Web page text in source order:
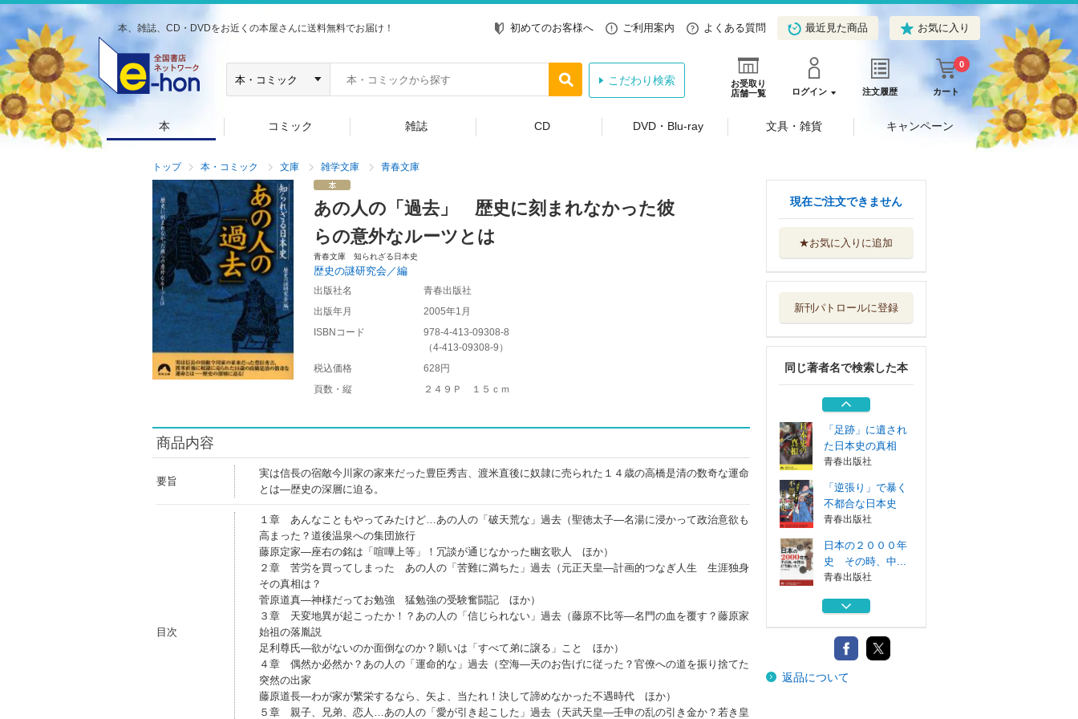
本、雑誌、CD・DVDをお近くの本屋さんに送料無料でお届け！ 初めてのお客様へ ご利用案内 よくある質問 最近見た商品 お気に入り
お受取り
店舗一覧
ログイン 注文履歴 カート
0
こだわり検索
本 コミック 雑誌 CD DVD・Blu-ray 文具・雑貨 キャンペーン
トップ 本・コミック 文庫 雑学文庫 青春文庫
あの人の「過去」 歴史に刻まれなかった彼
らの意外なルーツとは
青春文庫 知られざる日本史
歴史の謎研究会／編
出版社名
青春出版社
出版年月
2005年1月
ISBNコード
978-4-413-09308-8
（4-413-09308-9 ）
税込価格
628円
頁数・縦
２４９Ｐ １５ｃｍ
商品内容
要旨
実は信長の宿敵今川家の家来だった豊臣秀吉、渡米直後に奴隷に売られた１４歳の高橋是清の数奇な運命
とは―歴史の深層に迫る。
目次
１章 あんなこともやってみたけど…あの人の「破天荒な」過去（聖徳太子―名湯に浸かって政治意欲も
高まった？道後温泉への集団旅行
藤原定家―座右の銘は「喧嘩上等」！冗談が通じなかった幽玄歌人 ほか）
２章 苦労を買ってしまった あの人の「苦難に満ちた」過去（元正天皇―計画的つなぎ人生 生涯独身
その真相は？
菅原道真―神様だってお勉強 猛勉強の受験奮闘記 ほか）
３章 天変地異が起こったか！？あの人の「信じられない」過去（藤原不比等―名門の血を覆す？藤原家
始祖の落胤説
足利尊氏―欲がないのか面倒なのか？願いは「すべて弟に譲る」こと ほか）
４章 偶然か必然か？あの人の「運命的な」過去（空海―天のお告げに従った？官僚への道を振り捨てた
突然の出家
藤原道長―わが家が繁栄するなら、矢よ、当たれ！決して諦めなかった不遇時代 ほか）
５章 親子、兄弟、恋人…あの人の「愛が引き起こした」過去（天武天皇―壬申の乱の引き金か？若き皇
現在ご注文できません
★お気に入りに追加
新刊パトロールに登録
同じ著者名で検索した本
日本の２０００年
史 その時、中...
９割が答えに詰ま
青春出版社
読み出したらとま
らない世界史の...
青春出版社
「足跡」に遺され
た日本史の真相
青春出版社
「逆張り」で暴く
不都合な日本史
青春出版社
日本の２０００年
史 その時、中...
青春出版社
９割が答えに詰ま
青春出版社
読み出したらとま
らない世界史の...
返品について